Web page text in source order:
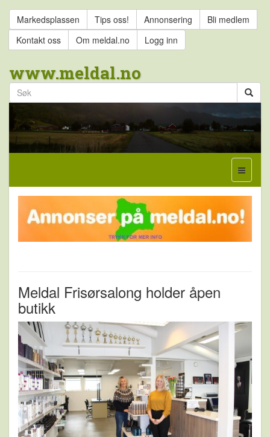
Markedsplassen Tips oss! Annonsering
Bli medlem
Kontakt oss
Om meldal.no Logg inn
www.meldal.no
Meldal Frisørsalong holder åpen
butikk